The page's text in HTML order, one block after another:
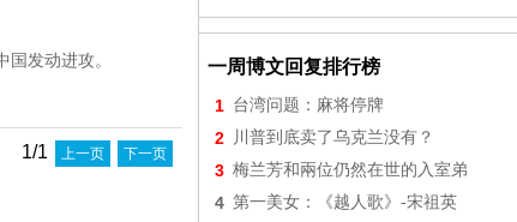
发动进攻。
1/1 上一页 下一页
一周博文回复排行榜
1 台湾问题：麻将停牌
2 川普到底卖了乌克兰没有？
3 梅兰芳和兩位仍然在世的入室弟
4 第一美女：《越人歌》-宋祖英